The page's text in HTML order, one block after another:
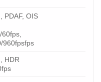
PDAF, OIS
960fpsfps
HDR